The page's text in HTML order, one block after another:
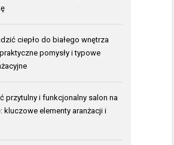
ciepło do białego wnętrza
pomysły i typowe
przytulny i funkcjonalny salon na
kluczowe elementy aranżacji i